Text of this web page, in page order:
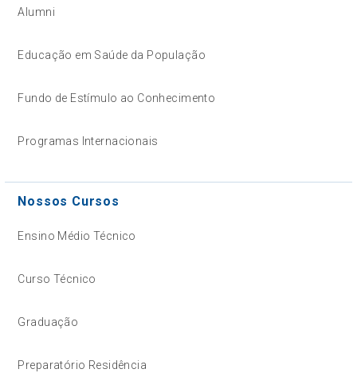
Alumni
Educação em Saúde da População
Fundo de Estímulo ao Conhecimento
Programas Internacionais
Nossos Cursos
Ensino Médio Técnico
Curso Técnico
Graduação
Preparatório Residência